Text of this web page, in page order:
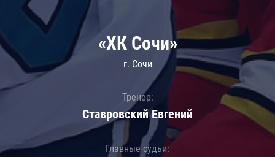
«ХК Сочи»
г. Сочи
Тренер:
Ставровский Евгений
Главные судьи: